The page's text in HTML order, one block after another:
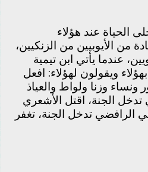
الحياة عند هؤلاء
من الأيوبيين من الزنكيين،
عندما يأتي ابن تيمية
ويقولون لهؤلاء: افعل
وزنا ولواط والعياذ
تدخل الجنة، اقتل الأشعري
الرافضي تدخل الجنة، تغفر